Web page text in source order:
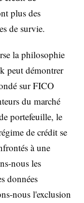
plus des
de survie.
la philosophie
peut démontrer
sur FICO
du marché
portefeuille, le
de crédit se
à une
nous les
données
nous l'exclusion